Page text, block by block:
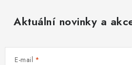
Aktuální novinky a
E-mail